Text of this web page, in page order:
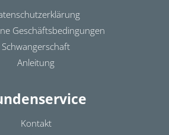
Geschäftsbedingungen
Schwangerschaft
Anleitung
Kontakt